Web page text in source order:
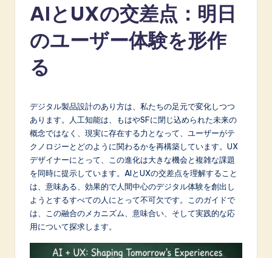
p
L
AIとUXの交差点：明日
のユーザー体験を形作
る
デジタル製品設計のあり方は、私たちの足元で変化しつつ
あります。人工知能は、もはやSFに閉じ込められた未来の
概念ではなく、現実に存在する力となって、ユーザーがテ
クノロジーとどのように関わるかを再構築しています。UX
デザイナーにとって、この進化は大きな機会と複雑な課題
を同時に提示しています。AIとUXの交差点を理解すること
は、意味ある、効果的で人間中心のデジタル体験を創出し
ようとするすべての人にとって不可欠です。このガイドで
は、この融合のメカニズム、意味合い、そして実践的な応
用について探求します。